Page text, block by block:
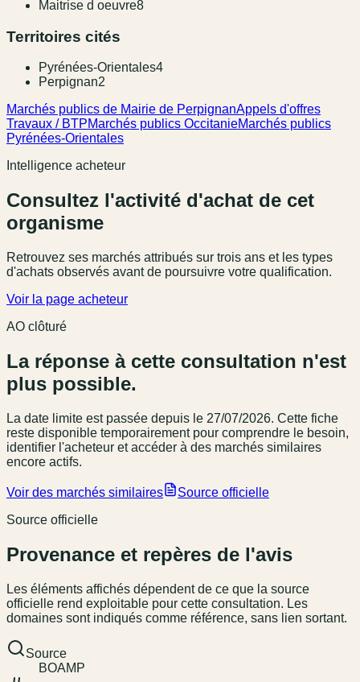
Maitrise d oeuvre8
Territoires cités
Pyrénées-Orientales4
Perpignan2
Marchés publics de Mairie de PerpignanAppels d'offres
Travaux / BTPMarchés publics OccitanieMarchés publics
Pyrénées-Orientales
Intelligence acheteur
Consultez l'activité d'achat de cet
organisme
Retrouvez ses marchés attribués sur trois ans et les types
d'achats observés avant de poursuivre votre qualification.
Voir la page acheteur
AO clôturé
La réponse à cette consultation n'est
plus possible.
La date limite est passée depuis le 27/07/2026. Cette fiche
reste disponible temporairement pour comprendre le besoin,
identifier l'acheteur et accéder à des marchés similaires
encore actifs.
Voir des marchés similaires
Source officielle
Source officielle
Provenance et repères de l'avis
Les éléments affichés dépendent de ce que la source
officielle rend exploitable pour cette consultation. Les
domaines sont indiqués comme référence, sans lien sortant.
Source
BOAMP